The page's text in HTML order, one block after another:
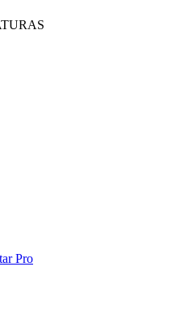
Pro